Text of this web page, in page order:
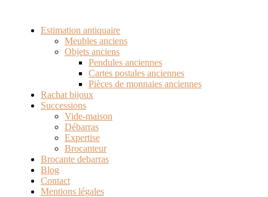
Estimation antiquaire
Meubles anciens
Objets anciens
Pendules anciennes
Cartes postales anciennes
Pièces de monnaies anciennes
Rachat bijoux
Successions
Vide-maison
Débarras
Expertise
Brocanteur
Brocante debarras
Blog
Contact
Mentions légales